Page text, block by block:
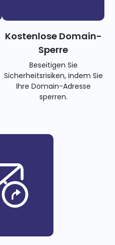
Kostenlose Domain-
Sperre
Beseitigen Sie
Sicherheitsrisiken, indem Sie
Ihre Domain-Adresse
sperren.